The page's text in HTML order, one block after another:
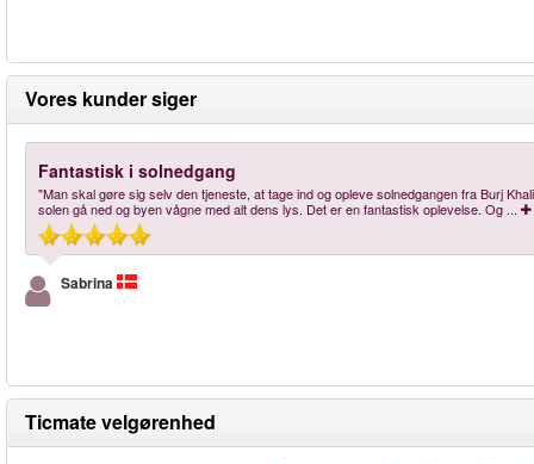
Vores kunder siger
Fantastisk i solnedgang
"Man skal gøre sig selv den tjeneste, at tage ind og opleve solnedgangen fra Burj
solen gå ned og byen vågne med alt dens lys. Det er en fantastisk oplevelse. Og ...
Sabrina
Ticmate velgørenhed